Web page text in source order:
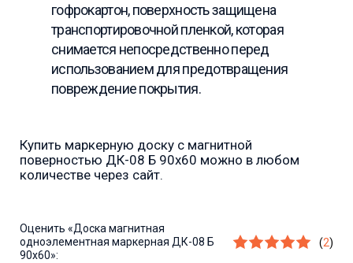
гофрокартон, поверхность защищена
транспортировочной пленкой, которая
снимается непосредственно перед
использованием для предотвращения
повреждение покрытия.
Купить маркерную доску с магнитной
поверностью ДК-08 Б 90х60 можно в любом
количестве через сайт.
Оценить «Доска магнитная
одноэлементная маркерная ДК-08 Б
90х60»:
(2)